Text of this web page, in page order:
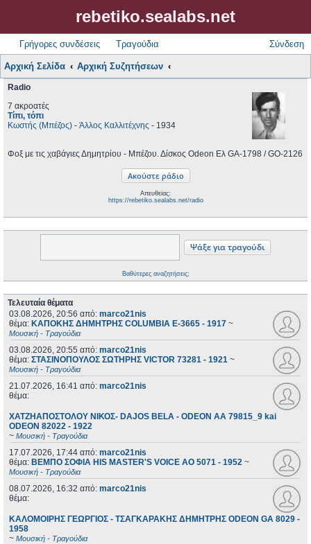
rebetiko.sealabs.net
Γρήγορες συνδέσεις Τραγούδια Σύνδεση
Αρχική Σελίδα Αρχική Συζητήσεων
Radio
7 ακροατές
Τίπι, τόπι
Κωστής (Μπέζος) - Άλλος Καλλιτέχνης - 1934
Φοξ με τις χαβάγιες Δημητρίου - Μπέζου. Δίσκος Odeon Ελ GA-1798 / GO-2126
Απευθείας:
https://rebetiko.sealabs.net/radio
Βαθύτερες αναζητήσεις;
Τελευταία θέματα
03.08.2026, 20:56 από: marco21nis
θέμα: ΚΑΠΟΚΗΣ ΔΗΜΗΤΡΗΣ COLUMBIA E-3665 - 1917 ~
Μουσική - Τραγούδια
03.08.2026, 20:55 από: marco21nis
θέμα: ΣΤΑΣΙΝΟΠΟΥΛΟΣ ΣΩΤΗΡΗΣ VICTOR 73281 - 1921 ~
Μουσική - Τραγούδια
21.07.2026, 16:41 από: marco21nis
θέμα:
ΧΑΤΖΗΑΠΟΣΤΟΛΟΥ ΝΙΚΟΣ- DAJOS BELA - ODEON AA 79815_9 kai
ODEON 82022 - 1922
~ Μουσική - Τραγούδια
17.07.2026, 17:44 από: marco21nis
θέμα: ΒΕΜΠΟ ΣΟΦΙΑ HIS MASTER'S VOICE AO 5071 - 1952 ~
Μουσική - Τραγούδια
08.07.2026, 16:32 από: marco21nis
θέμα:
ΚΑΛΟΜΟΙΡΗΣ ΓΕΩΡΓΙΟΣ - ΤΣΑΓΚΑΡΑΚΗΣ ΔΗΜΗΤΡΗΣ ODEON GA 8029 -
1958
~ Μουσική - Τραγούδια